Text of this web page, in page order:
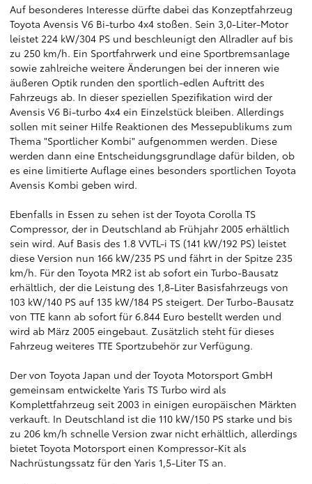
Auf besonderes Interesse dürfte dabei das Konzeptfahrzeug
Toyota Avensis V6 Bi-turbo 4x4 stoßen. Sein 3,0-Liter-Motor
leistet 224 kW/304 PS und beschleunigt den Allradler auf bis
zu 250 km/h. Ein Sportfahrwerk und eine Sportbremsanlage
sowie zahlreiche weitere Änderungen bei der inneren wie
äußeren Optik runden den sportlich-edlen Auftritt des
Fahrzeugs ab. In dieser speziellen Spezifikation wird der
Avensis V6 Bi-turbo 4x4 ein Einzelstück bleiben. Allerdings
sollen mit seiner Hilfe Reaktionen des Messepublikums zum
Thema "Sportlicher Kombi" aufgenommen werden. Diese
werden dann eine Entscheidungsgrundlage dafür bilden, ob
es eine limitierte Auflage eines besonders sportlichen Toyota
Avensis Kombi geben wird.
Ebenfalls in Essen zu sehen ist der Toyota Corolla TS
Compressor, der in Deutschland ab Frühjahr 2005 erhältlich
sein wird. Auf Basis des 1.8 VVTL-i TS (141 kW/192 PS) leistet
diese Version nun 166 kW/235 PS und fährt in der Spitze 235
km/h. Für den Toyota MR2 ist ab sofort ein Turbo-Bausatz
erhältlich, der die Leistung des 1,8-Liter Basisfahrzeugs von
103 kW/140 PS auf 135 kW/184 PS steigert. Der Turbo-Bausatz
von TTE kann ab sofort für 6.844 Euro bestellt werden und
wird ab März 2005 eingebaut. Zusätzlich steht für dieses
Fahrzeug weiteres TTE Sportzubehör zur Verfügung.
Der von Toyota Japan und der Toyota Motorsport GmbH
gemeinsam entwickelte Yaris TS Turbo wird als
Komplettfahrzeug seit 2003 in einigen europäischen Märkten
verkauft. In Deutschland ist die 110 kW/150 PS starke und bis
zu 206 km/h schnelle Version zwar nicht erhältlich, allerdings
bietet Toyota Motorsport einen Kompressor-Kit als
Nachrüstungssatz für den Yaris 1,5-Liter TS an.